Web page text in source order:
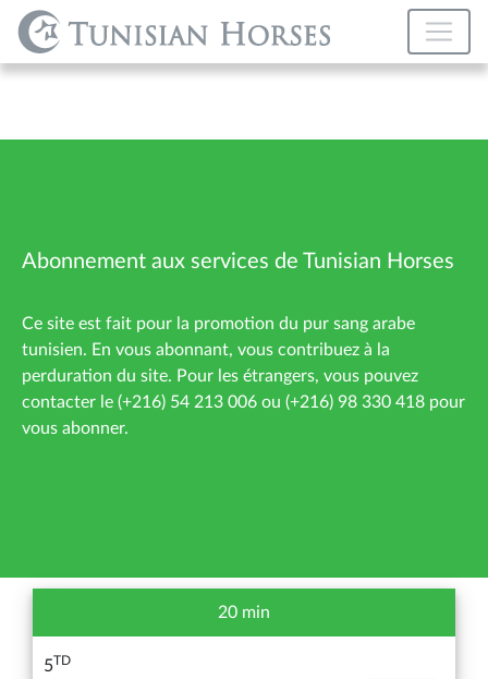
Abonnement aux services de Tunisian Horses
Ce site est fait pour la promotion du pur sang arabe
tunisien. En vous abonnant, vous contribuez à la
perduration du site. Pour les étrangers, vous pouvez
contacter le (+216) 54 213 006 ou (+216) 98 330 418 pour
vous abonner.
20 min
5TD